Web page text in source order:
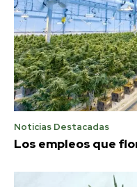
Noticias Destacadas
Los empleos que